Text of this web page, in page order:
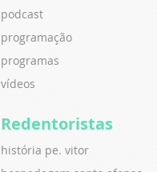
podcast
programação
programas
vídeos
Redentoristas
história pe. vitor